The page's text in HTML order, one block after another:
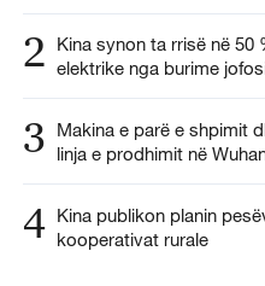
2
Kina synon ta rrisë në 50
elektrike nga burime
3
Makina e parë e shpimit
linja e prodhimit në
4 Kina publikon planin
kooperativat rurale